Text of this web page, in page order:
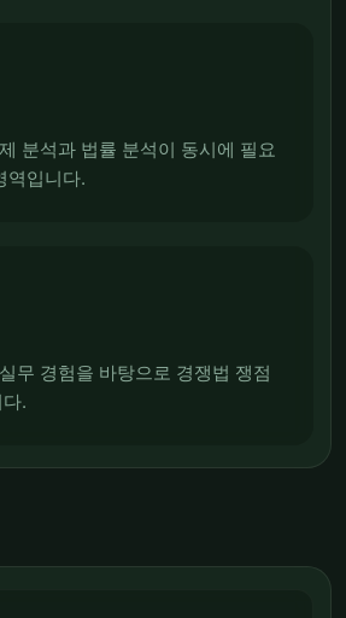
분석과 법률 분석이 동시에 필요
역입니다.
무 경험을 바탕으로 경쟁법 쟁점
.